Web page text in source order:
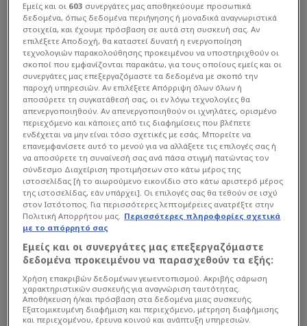
Γιώργος Λιάγκας Φαίη Σκορδά
Lifestyle
Mega
ANT1
Εμείς και οι 603 συνεργάτες μας αποθηκεύουμε προσωπικά
δεδομένα, όπως δεδομένα περιήγησης ή μοναδικά αναγνωριστικά
στοιχεία, και έχουμε πρόσβαση σε αυτά στη συσκευή σας. Αν
επιλέξετε Αποδοχή, θα καταστεί δυνατή η ενεργοποίηση
τεχνολογιών παρακολούθησης προκειμένου να υποστηριχθούν οι
σκοποί που εμφανίζονται παρακάτω, για τους οποίους εμείς και οι
συνεργάτες μας επεξεργαζόμαστε τα δεδομένα με σκοπό την
παροχή υπηρεσιών. Αν επιλέξετε Απόρριψη όλων όλων ή
αποσύρετε τη συγκατάθεσή σας, οι εν λόγω τεχνολογίες θα
απενεργοποιηθούν. Αν απενεργοποιηθούν οι ιχνηλάτες, ορισμένο
περιεχόμενο και κάποιες από τις διαφημίσεις που βλέπετε
ενδέχεται να μην είναι τόσο σχετικές με εσάς. Μπορείτε να
επανεμφανίσετε αυτό το μενού για να αλλάξετε τις επιλογές σας ή
να αποσύρετε τη συναίνεσή σας ανά πάσα στιγμή πατώντας τον
σύνδεσμο Διαχείριση προτιμήσεων στο κάτω μέρος της
ιστοσελίδας [ή το αιωρούμενο εικονίδιο στο κάτω αριστερό μέρος
της ιστοσελίδας, εάν υπάρχει]. Οι επιλογές σας θα τεθούν σε ισχύ
στον Ιστότοπος. Για περισσότερες λεπτομέρειες ανατρέξτε στην
Πολιτική Απορρήτου μας. Περισσότερες πληροφορίες σχετικά
με το απόρρητό σας
Εμείς και οι συνεργάτες μας επεξεργαζόμαστε
δεδομένα προκειμένου να παρασχεθούν τα εξής:
Χρήση επακριβών δεδομένων γεωεντοπισμού. Ακριβής σάρωση
χαρακτηριστικών συσκευής για αναγνώριση ταυτότητας.
Αποθήκευση ή/και πρόσβαση στα δεδομένα μιας συσκευής.
Εξατομικευμένη διαφήμιση και περιεχόμενο, μέτρηση διαφήμισης
και περιεχομένου, έρευνα κοινού και ανάπτυξη υπηρεσιών.